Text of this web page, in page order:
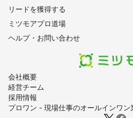
会社概要
経営チーム
採用情報
プロワン - 現場仕事のオールインワン
リードを獲得する
ミツモアプロ道場
ヘルプ・お問い合わせ